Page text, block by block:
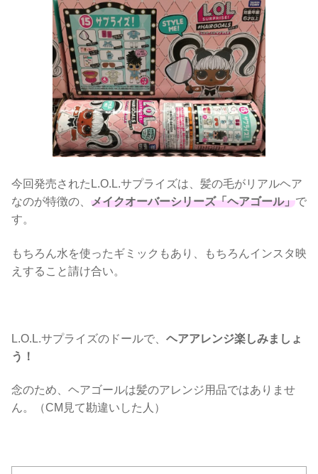
今回発売されたL.O.L.サプライズは、髪の毛がリアルヘア
なのが特徴の、 メイクオーバーシリーズ「ヘアゴール」で
す。
もちろん水を使ったギミックもあり、もちろんインスタ映
えすること請け合い。
L.O.L.サプライズのドールで、 ヘアアレンジ楽しみましょ
う！
念のため、ヘアゴールは髪のアレンジ用品ではありませ
ん。（CM見て勘違いした人）